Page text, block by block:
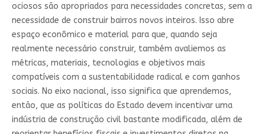
ociosos são apropriados para necessidades concretas, sem a
necessidade de construir bairros novos inteiros. Isso abre
espaço econômico e material para que, quando seja
realmente necessário construir, também avaliemos as
métricas, materiais, tecnologias e objetivos mais
compatíveis com a sustentabilidade radical e com ganhos
sociais. No eixo nacional, isso significa que aprendemos,
então, que as políticas do Estado devem incentivar uma
indústria de construção civil bastante modificada, além de